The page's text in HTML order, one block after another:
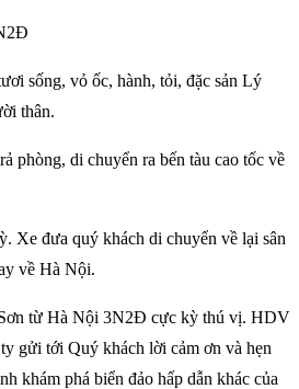
sống, vỏ ốc, hành, tỏi, đặc sản Lý
thân.
phòng, di chuyển ra bến tàu cao tốc về
Xe đưa quý khách di chuyển về lại sân
về Hà Nội.
từ Hà Nội 3N2Đ cực kỳ thú vị. HDV
gửi tới Quý khách lời cảm ơn và hẹn
khám phá biển đảo hấp dẫn khác của